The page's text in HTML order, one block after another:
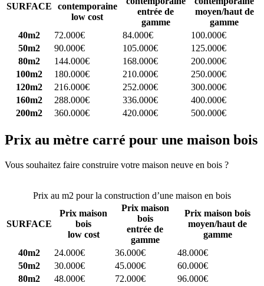
SURFACE
contemporaine
low cost
entrée de
gamme
moyen/haut de
gamme
40m2
72.000€ 84.000€
100.000€
50m2
90.000€ 105.000€
125.000€
80m2
144.000€ 168.000€
200.000€
100m2
180.000€ 210.000€
250.000€
120m2
216.000€ 252.000€
300.000€
160m2
288.000€ 336.000€
400.000€
200m2
360.000€ 420.000€ 500.000€
Prix au mètre carré pour une maison bois
Vous souhaitez faire construire votre maison neuve en bois ?
Prix au m2 pour la construction d’une maison en bois
SURFACE
Prix maison
bois
low cost
Prix maison
bois
entrée de
gamme
Prix maison bois
moyen/haut de
gamme
40m2
24.000€ 36.000€
48.000€
50m2
30.000€ 45.000€
60.000€
80m2
48.000€ 72.000€
96.000€